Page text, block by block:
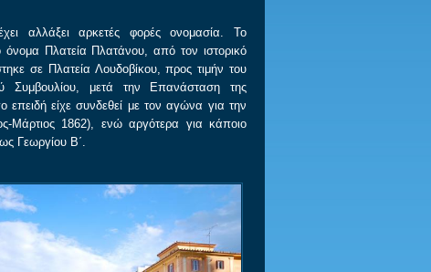
αλλάξει αρκετές φορές ονομασία. Το
Πλατεία Πλατάνου, από τον ιστορικό
σε Πλατεία Λουδοβίκου, προς τιμήν του
μετά την Επανάσταση της
είχε συνδεθεί με τον αγώνα για την
Μάρτιος 1862), ενώ αργότερα για κάποιο
Γεωργίου Β΄.